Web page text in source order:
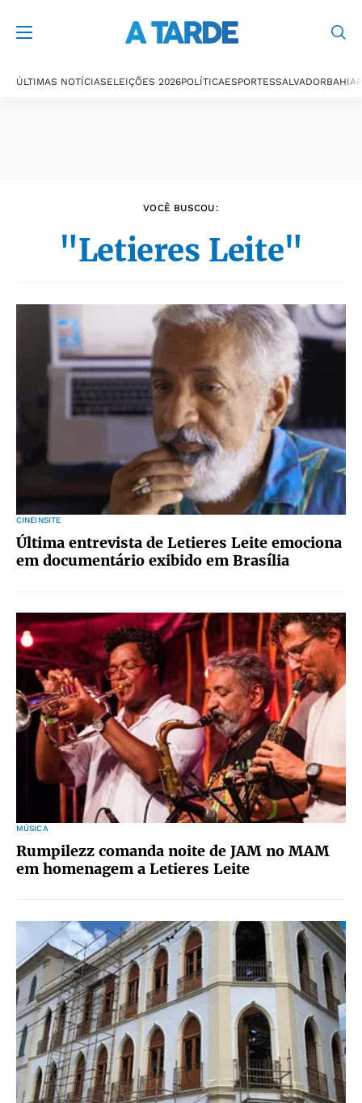
ÚLTIMAS NOTÍCIASELEIÇÕES 2026POLÍTICAESPORTESSALVADORBAHIA
VOCÊ BUSCOU:
"Letieres Leite"
CINEINSITE
Última entrevista de Letieres Leite emociona
em documentário exibido em Brasília
MÚSICA
Rumpilezz comanda noite de JAM no MAM
em homenagem a Letieres Leite